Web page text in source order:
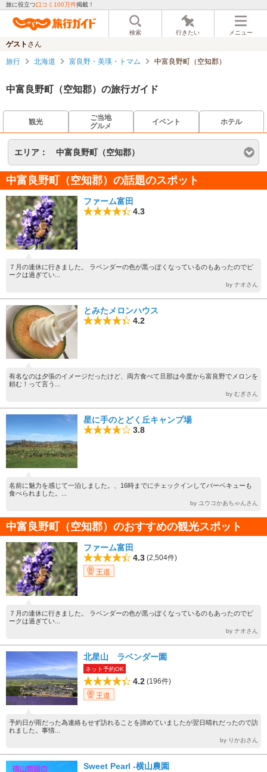
旅に役立つ口コミ100万件掲載！
検索 行きたい メニュー
ゲスト さん
旅行 北海道 富良野・美瑛・トマム 中富良野町（空知郡）
中富良野町（空知郡）の旅行ガイド
観光
ご当地
グルメ
イベント ホテル
エリア： 中富良野町（空知郡）
中富良野町（空知郡）の話題のスポット
ファーム富田
4.3
７月の連休に行きました。 ラベンダーの色が黒っぽくなっているのもあったのでピ
ークは過ぎてい...
by ナオさん
とみたメロンハウス
4.2
有名なのは夕張のイメージだったけど、両方食べて旦那は今度から富良野でメロンを
頼む！って言う...
by むぎさん
星に手のとどく丘キャンプ場
3.8
名前に魅力を感じて一泊しました。、16時までにチェックインしてバーベキューも
食べられました。...
by ユウコかあちゃんさん
中富良野町（空知郡）のおすすめの観光スポット
ファーム富田
4.3 (2,504件)
王道
７月の連休に行きました。 ラベンダーの色が黒っぽくなっているのもあったのでピ
ークは過ぎてい...
by ナオさん
北星山 ラベンダー園
ネット予約OK
4.2 (196件)
王道
予約日が雨だった為連絡もせず訪れることを諦めていましたが翌日晴れだったので訪
れました。事情...
by りかおさん
Sweet Pearl -横山農園